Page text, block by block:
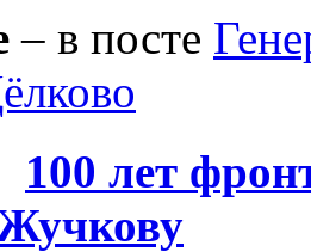
– в посте
100 лет